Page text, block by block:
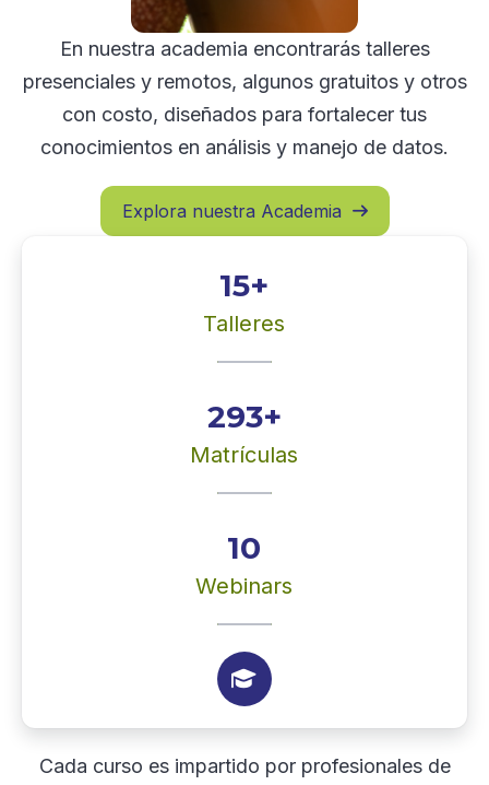
En nuestra academia encontrarás talleres
presenciales y remotos, algunos gratuitos y otros
con costo, diseñados para fortalecer tus
conocimientos en análisis y manejo de datos.
Explora nuestra Academia 
15+
Talleres
293+
Matrículas
10
Webinars

Cada curso es impartido por profesionales de